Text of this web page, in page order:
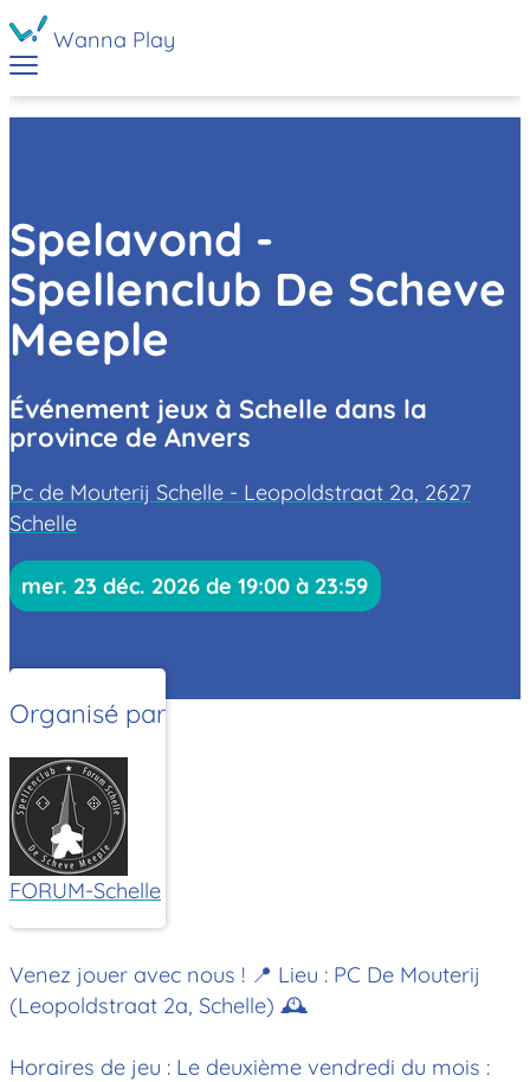
Wanna Play
Spelavond -
Spellenclub De Scheve
Meeple
Événement jeux à Schelle dans la
province de Anvers
Pc de Mouterij Schelle - Leopoldstraat 2a, 2627
Schelle
mer. 23 déc. 2026 de 19:00 à 23:59
Organisé par
FORUM-Schelle
Venez jouer avec nous ! 📍 Lieu : PC De Mouterij
(Leopoldstraat 2a, Schelle) 🕰
Horaires de jeu : Le deuxième vendredi du mois :